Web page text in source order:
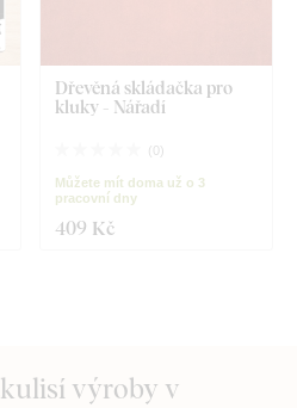
Dřevěná skládačka pro
kluky - Nářadí
( 0)
Můžete mít doma už o 3
pracovní dny
409 Kč
výroby v